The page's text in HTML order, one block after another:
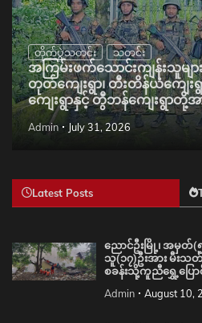
တိုက်ပွဲသတင်း သတင်း
အကြမ်းဖက်သောင်းကျန်းသူမျ
တုတ်ကျေးရွာ၊ တီးတိန်ယံကျေးရွ
ကျေးရွာနှင့် တွီဘန်ကျေးရွာတို့
Admin July 31, 2026
Latest Posts
ညောင်ဦးမြို့၊ အမှ
သူ(၁၇)ဦးအား မီး
စခန်းသို့ကူညီရွှေ့ပြော
Admin August 10,